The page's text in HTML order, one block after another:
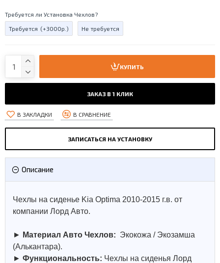
Требуется ли Установка Чехлов?
Требуется (+3000р.) Не требуется
КУПИТЬ
ЗАКАЗ В 1 КЛИК
В ЗАКЛАДКИ В СРАВНЕНИЕ
ЗАПИСАТЬСЯ НА УСТАНОВКУ
Описание
Чехлы на сиденье Kia Optima 2010-2015 г.в. от
компании Лорд Авто.
► Материал Авто Чехлов: Экокожа / Экозамша
(Алькантара).
► Функциональность: Чехлы на сиденья Лорд